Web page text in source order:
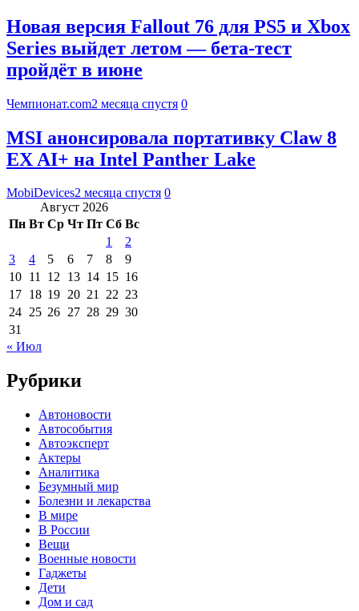
Новая версия Fallout 76 для PS5 и Xbox
Series выйдет летом — бета-тест
пройдёт в июне
Чемпионат.com2 месяца спустя 0
MSI анонсировала портативку Claw 8
EX AI+ на Intel Panther Lake
MobiDevices2 месяца спустя 0
Август 2026
Пн Вт Ср Чт Пт Сб Вс
1
2
3
4 5 6 7 8
9
10 11 12 13 14 15 16
17 18 19 20 21 22 23
24 25 26 27 28 29 30
31
« Июл
Рубрики
Автоновости
Автособытия
Автоэксперт
Актеры
Аналитика
Безумный мир
Болезни и лекарства
В мире
В России
Вещи
Военные новости
Гаджеты
Дети
Дом и сад